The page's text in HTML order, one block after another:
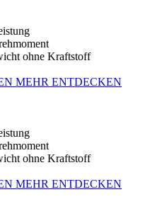
ohne Kraftstoff
MEHR ENTDECKEN
ohne Kraftstoff
MEHR ENTDECKEN